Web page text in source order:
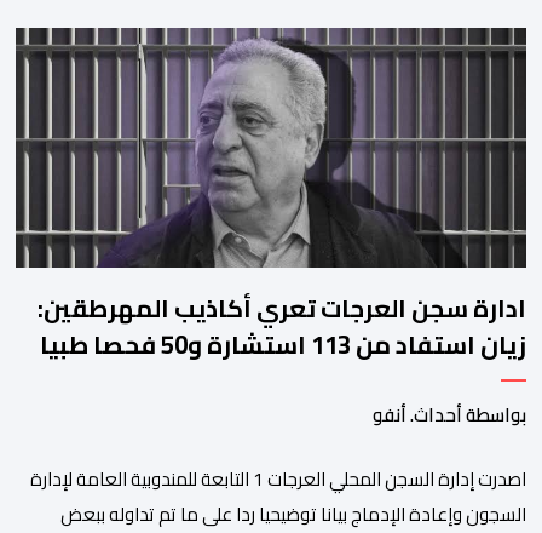
على منصات التواصل الاجتماعي، مصحوبا بعبارة “الرحلة مستمرة”، في
إشارة إلى رغبة الإدارة في الحفاظ على ركائز الفريق والتعزيز من
ادارة سجن العرجات تعري أكاذيب المهرطقين:
زيان استفاد من 113 استشارة و50 فحصا طبيا
بواسطة أحداث. أنفو
اصدرت إدارة السجن المحلي العرجات 1 التابعة للمندوبية العامة لإدارة
السجون وإعادة الإدماج بيانا توضيحيا ردا على ما تم تداوله ببعض